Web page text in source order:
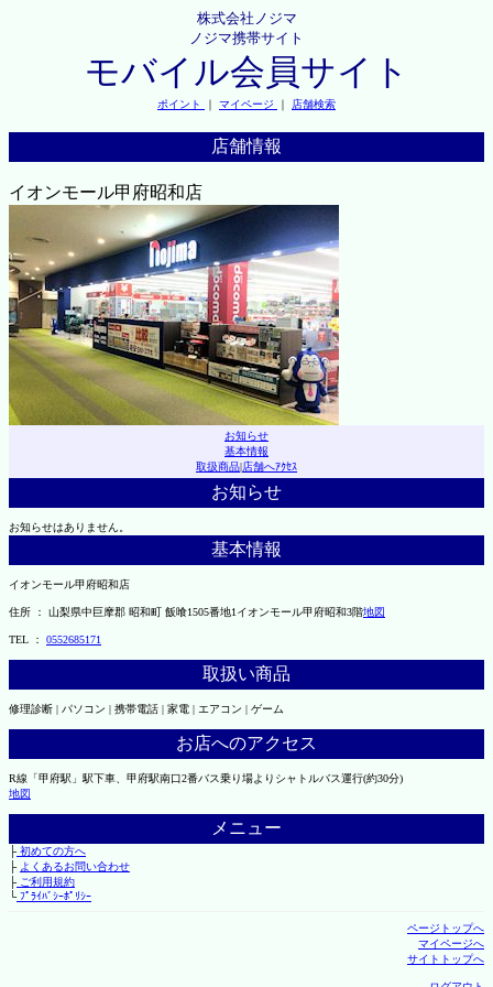
株式会社ノジマ
ノジマ携帯サイト
モバイル会員サイト
ポイント ｜ マイページ ｜ 店舗検索
店舗情報
イオンモール甲府昭和店
お知らせ
基本情報
取扱商品|店舗へｱｸｾｽ
お知らせ
お知らせはありません。
基本情報
イオンモール甲府昭和店
住所 ： 山梨県中巨摩郡 昭和町 飯喰1505番地1イオンモール甲府昭和3階地図
TEL ： 0552685171
取扱い商品
修理診断 | パソコン | 携帯電話 | 家電 | エアコン | ゲーム
お店へのアクセス
R線「甲府駅」駅下車、甲府駅南口2番バス乗り場よりシャトルバス運行(約30分)
地図
メニュー
├初めての方へ
├ よくあるお問い合わせ
├ご利用規約
└ﾌﾟﾗｲﾊﾞｼｰﾎﾟﾘｼｰ
ページトップへ
マイページへ
サイトトップへ